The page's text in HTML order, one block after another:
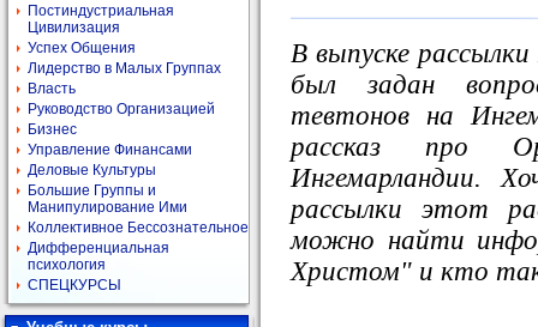
Постиндустриальная
Цивилизация
Успех Общения
Лидерство в Малых Группах
Власть
Руководство Организацией
Бизнес
Управление Финансами
Деловые Культуры
Большие Группы и
Манипулирование Ими
Коллективное Бессознательное
Дифференциальная
психология
СПЕЦКУРСЫ
В выпуске
был задан
тевтонов на
рассказ про
Ингемарландии.
рассылки этот
можно найти
Христом" и кто